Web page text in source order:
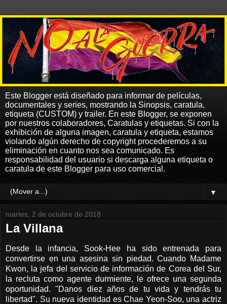
Este Blogger está diseñado para informar de películas,
documentales y series, mostrando la Sinopsis, caratula,
etiqueta (CUSTOM) y trailer. En este Blogger, se exponen
por nuestros colaboradores, Caratulas y etiquetas. Si con la
exhibición de alguna imagen, caratula y etiqueta, estamos
violando algún derecho de copyright procederemos a su
eliminación en cuanto nos sea comunicado. Es
responsabilidad del usuario si descarga alguna etiqueta o
caratula de este Blogger para uso comercial.
▼
martes, 2 de octubre de 2018
La Villana
Desde la infancia, Sook-Hee ha sido entrenada para
convertirse en una asesina sin piedad. Cuando Madame
Kwon, la jefa del servicio de información de Corea del Sur,
la recluta como agente durmiente, le ofrece una segunda
oportunidad. "Danos diez años de tu vida y tendrás tu
libertad". Su nueva identidad es Chae Yeon-Soo, una actriz